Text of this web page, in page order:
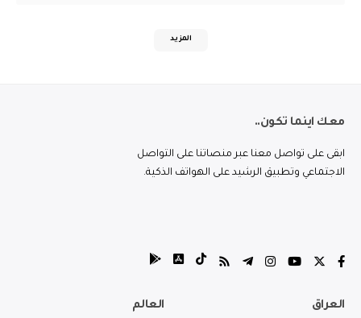
المزيد
معك اينما تكون..
ابقى على تواصل معنا عبر منصاتنا على التواصل
الاجتماعي وتطبيق الرشيد على الهواتف الذكية.
العراق العالم